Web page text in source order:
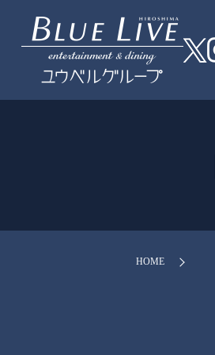
HOME